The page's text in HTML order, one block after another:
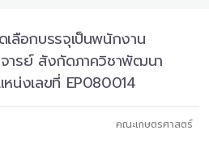
ลือกบรรจุเป็นพนักงาน
ารย์ สังกัดภาควิชาพัฒนา
น่งเลขที่ EP080014
คณะเกษตรศาสตร์